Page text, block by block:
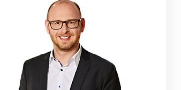
Spezialisierung auf Finanzmanagement
und internationale Wirtschaft. Seit 2009
ist er bei SLG tätig und bringt
umfangreiche Treasury-Kenntnisse mit.